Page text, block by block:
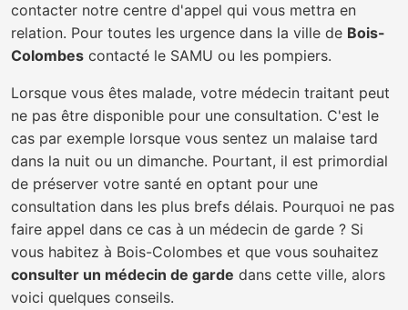
contacter notre centre d'appel qui vous mettra en
relation. Pour toutes les urgence dans la ville de Bois-
Colombes contacté le SAMU ou les pompiers.
Lorsque vous êtes malade, votre médecin traitant peut
ne pas être disponible pour une consultation. C'est le
cas par exemple lorsque vous sentez un malaise tard
dans la nuit ou un dimanche. Pourtant, il est primordial
de préserver votre santé en optant pour une
consultation dans les plus brefs délais. Pourquoi ne pas
faire appel dans ce cas à un médecin de garde ? Si
vous habitez à Bois-Colombes et que vous souhaitez
consulter un médecin de garde dans cette ville, alors
voici quelques conseils.